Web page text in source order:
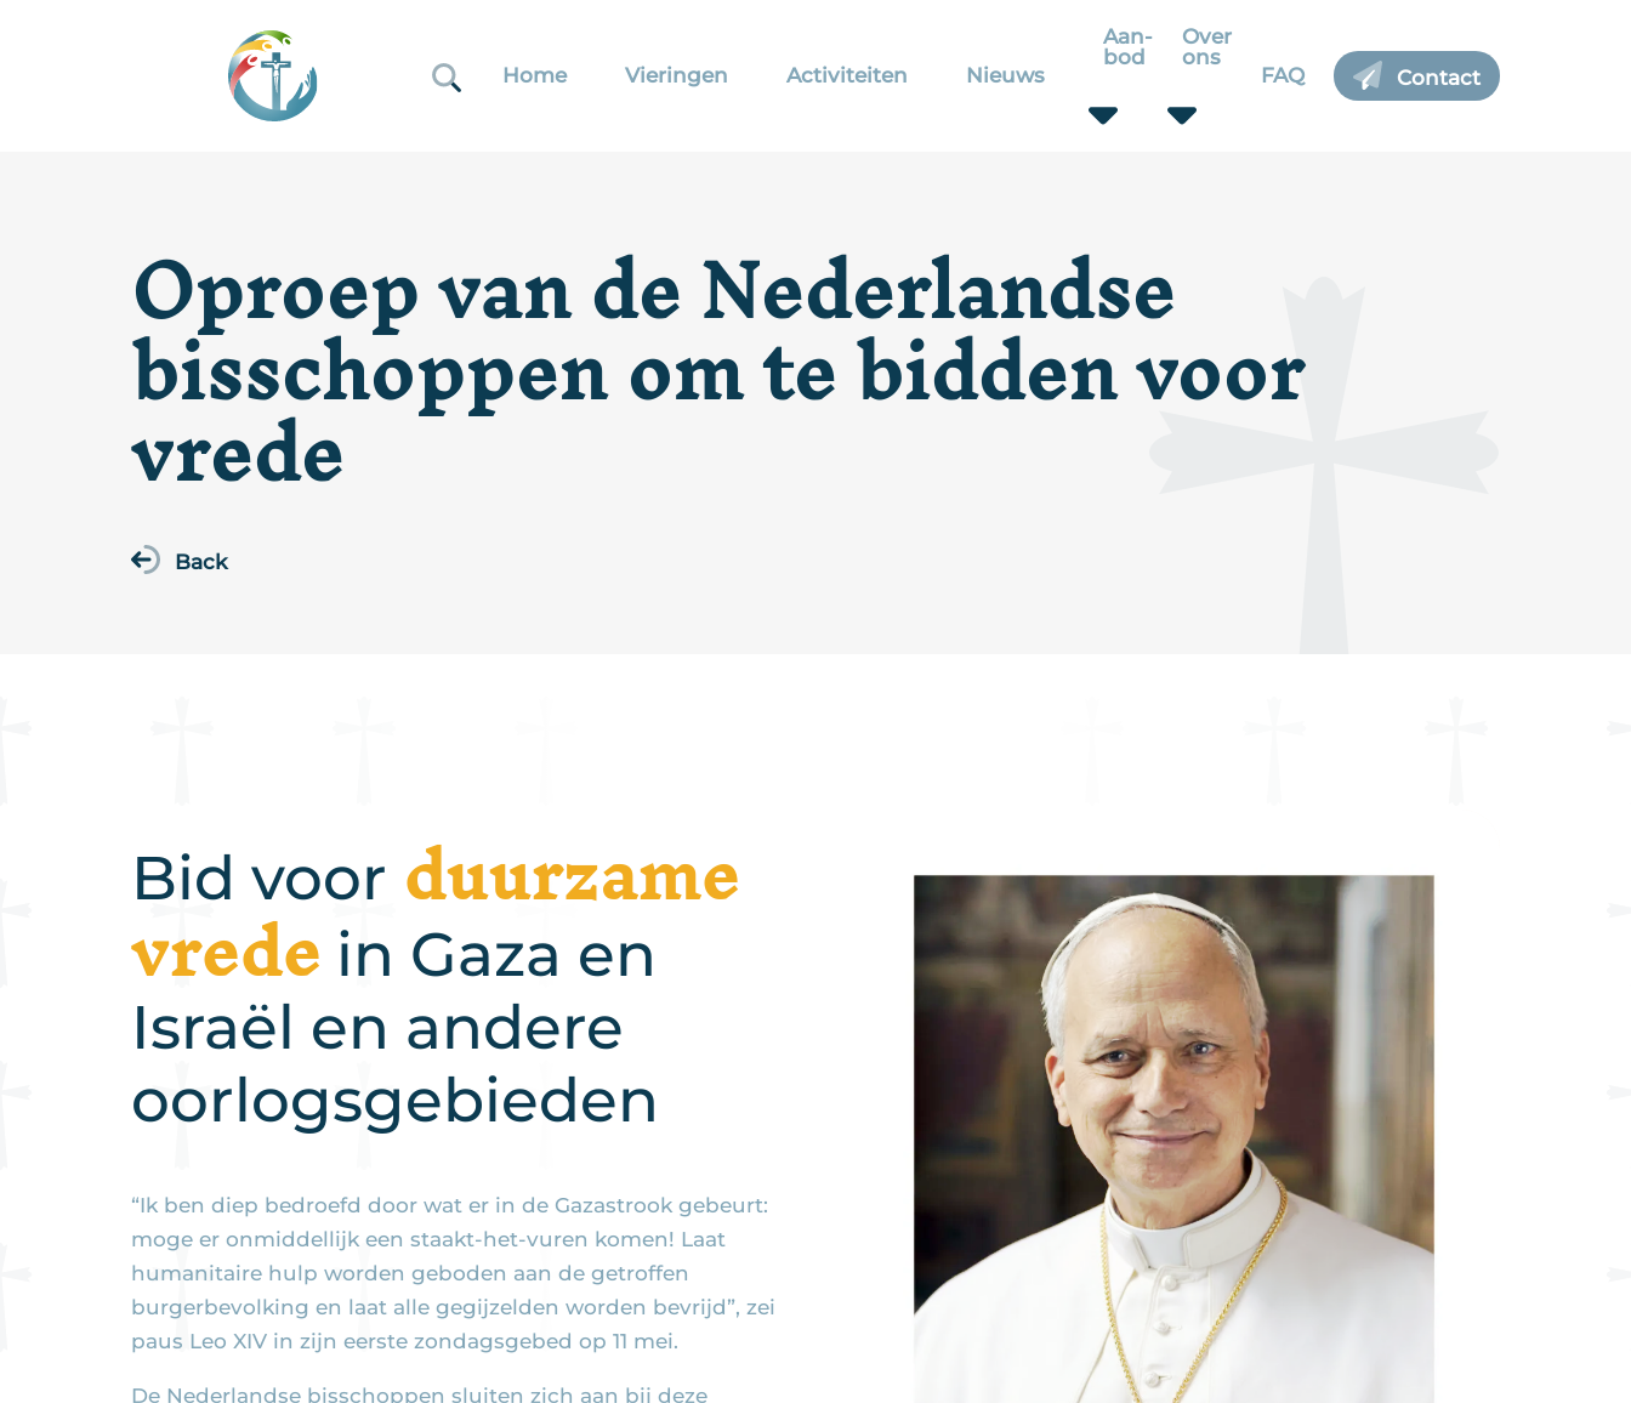
Home Vieringen Activiteiten Nieuws
Aan-
bod
Over
ons
FAQ Contact
Oproep van de Nederlandse
bisschoppen om te bidden voor
vrede
Back
Bid voor duurzame
vrede in Gaza en
Israël en andere
oorlogsgebieden
“Ik ben diep bedroefd door wat er in de Gazastrook gebeurt:
moge er onmiddellijk een staakt-het-vuren komen! Laat
humanitaire hulp worden geboden aan de getroffen
burgerbevolking en laat alle gegijzelden worden bevrijd”, zei
paus Leo XIV in zijn eerste zondagsgebed op 11 mei.
De Nederlandse bisschoppen sluiten zich aan bij deze